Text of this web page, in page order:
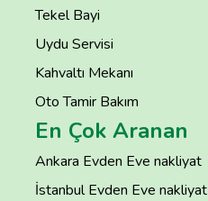
Tekel Bayi
Uydu Servisi
Kahvaltı Mekanı
Oto Tamir Bakım
En Çok Aranan
Ankara Evden Eve nakliyat
İstanbul Evden Eve nakliyat